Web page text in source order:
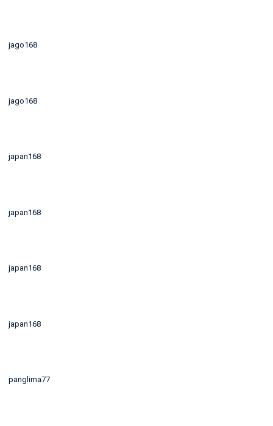
jago168
jago168
japan168
japan168
japan168
japan168
panglima77